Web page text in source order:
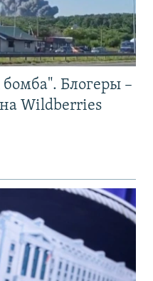
Блогеры –
на Wildberries